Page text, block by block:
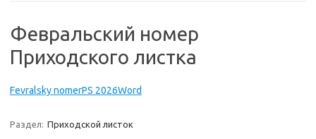
Февральский номер
Приходского листка
Fevralsky nomerPS 2026Word
Раздел: Приходской листок